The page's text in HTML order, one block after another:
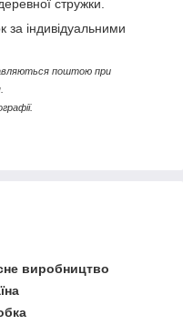
стружки.
за індивідуальними
поштою при
виробництво